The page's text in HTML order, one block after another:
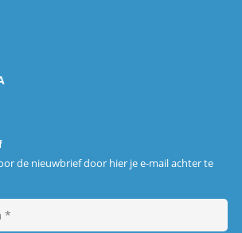
de nieuwbrief door hier je e-mail achter te